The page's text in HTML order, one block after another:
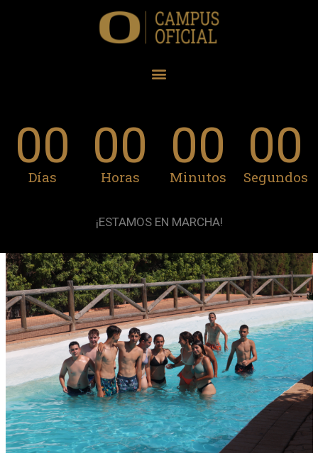
00
Días
00
Horas
00
Minutos
00
Segundos
¡ESTAMOS EN MARCHA!